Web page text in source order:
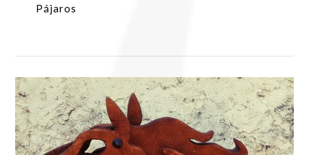
Pájaros